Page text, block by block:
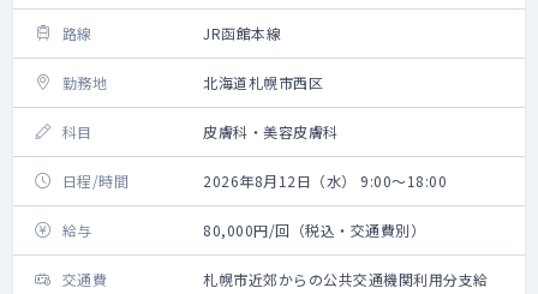
路線 JR函館本線
勤務地 北海道札幌市西区
科目 皮膚科・美容皮膚科
日程/時間 2026年8月12日（水） 9:00～18:00
給与 80,000円/回（税込・交通費別）
交通費 札幌市近郊からの公共交通機関利用分支給